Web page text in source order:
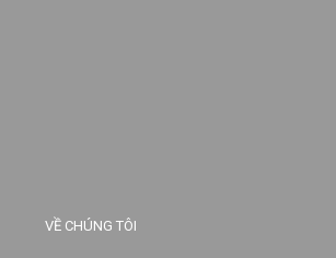
VỀ CHÚNG TÔI